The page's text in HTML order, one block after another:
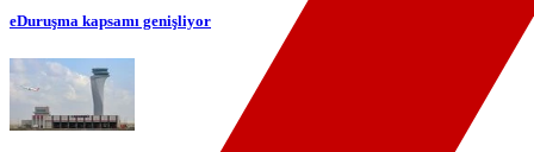
eDuruşma kapsamı genişliyor